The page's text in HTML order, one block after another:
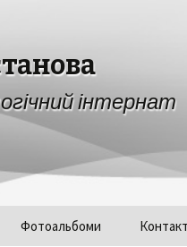
інтернат
Фотоальбоми